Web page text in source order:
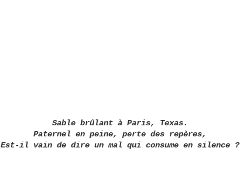
Sable brûlant à Paris, Texas.
Paternel en peine, perte des repères,
Est-il vain de dire un mal qui consume en silence ?